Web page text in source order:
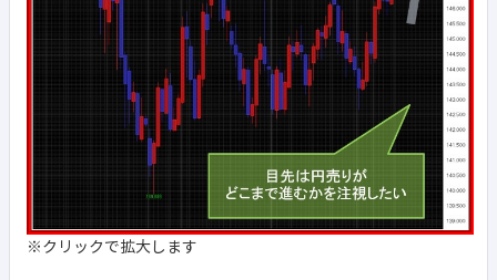
※クリックで拡大します